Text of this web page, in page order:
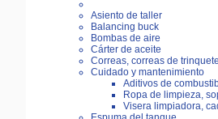
Asiento de taller
Balancing buck
Bombas de aire
Cárter de aceite
Correas, correas de trinquete
Cuidado y mantenimiento
Aditivos de
Ropa de limpieza,
Visera limpiadora,